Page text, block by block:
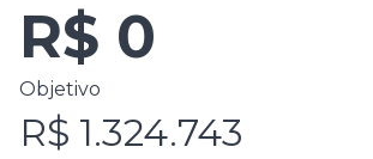
R$ 0
Objetivo
R$ 1.324.743